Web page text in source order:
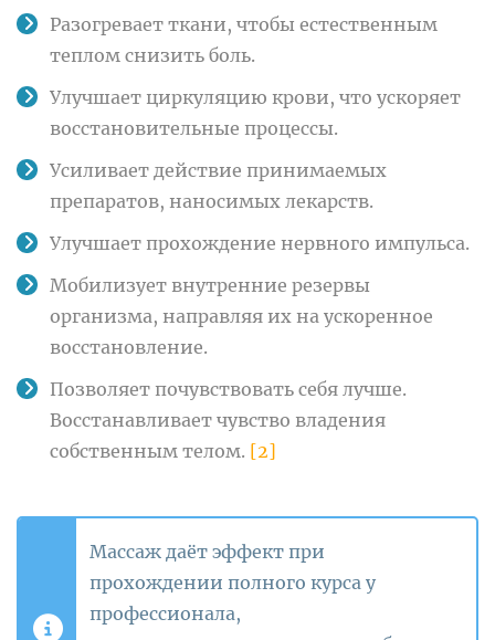
Разогревает ткани, чтобы естественным
теплом снизить боль.
Улучшает циркуляцию крови, что ускоряет
восстановительные процессы.
Усиливает действие принимаемых
препаратов, наносимых лекарств.
Улучшает прохождение нервного импульса.
Мобилизует внутренние резервы
организма, направляя их на ускоренное
восстановление.
Позволяет почувствовать себя лучше.
Восстанавливает чувство владения
собственным телом. [2]
Массаж даёт эффект при
прохождении полного курса у
профессионала,